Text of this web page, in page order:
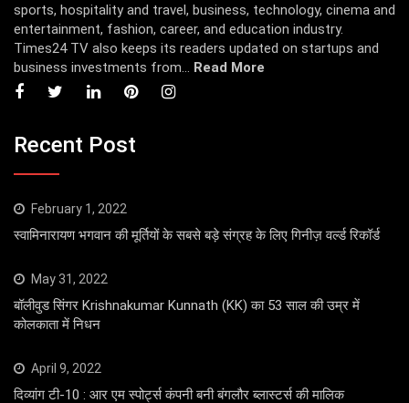
sports, hospitality and travel, business, technology, cinema and
entertainment, fashion, career, and education industry.
Times24 TV also keeps its readers updated on startups and
business investments from... Read More
Recent Post
February 1, 2022
स्वामिनारायण भगवान की मूर्तियों के सबसे बड़े संग्रह के लिए गिनीज़ वर्ल्ड रिकॉर्ड
May 31, 2022
बॉलीवुड सिंगर Krishnakumar Kunnath (KK) का 53 साल की उम्र में
कोलकाता में निधन
April 9, 2022
दिव्यांग टी-10 : आर एम स्पोर्ट्स कंपनी बनी बंगलौर ब्लास्टर्स की मालिक